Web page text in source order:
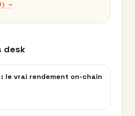
→
desk
le vrai rendement on-chain